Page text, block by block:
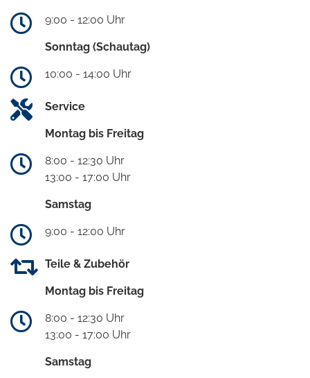
9:00 - 12:00 Uhr
Sonntag (Schautag)
10:00 - 14:00 Uhr
Service
Montag bis Freitag
8:00 - 12:30 Uhr
13:00 - 17:00 Uhr
Samstag
9:00 - 12:00 Uhr
Teile & Zubehör
Montag bis Freitag
8:00 - 12:30 Uhr
13:00 - 17:00 Uhr
Samstag